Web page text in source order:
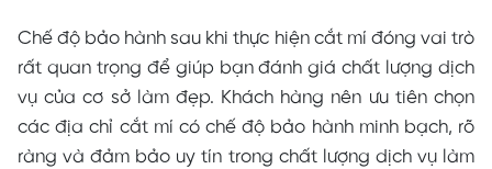
Chế độ bảo hành sau khi thực hiện cắt mí đóng vai trò
rất quan trọng để giúp bạn đánh giá chất lượng dịch
vụ của cơ sở làm đẹp. Khách hàng nên ưu tiên chọn
các địa chỉ cắt mí có chế độ bảo hành minh bạch, rõ
ràng và đảm bảo uy tín trong chất lượng dịch vụ làm